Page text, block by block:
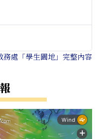
務處「學生園地」完整內容